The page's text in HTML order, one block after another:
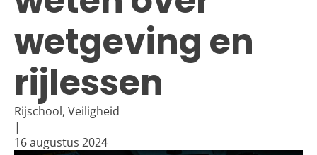
wetgeving en
rijlessen
Rijschool, Veiligheid
|
16 augustus 2024